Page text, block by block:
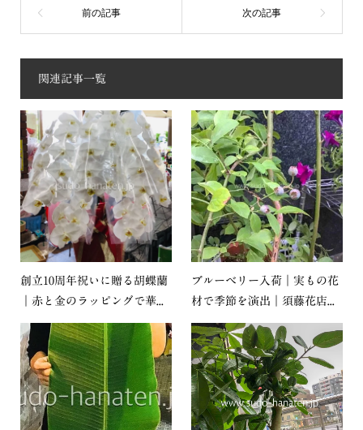
関連記事一覧
創立10周年祝いに贈る胡蝶蘭
｜赤と金のラッピングで華...
ブルーベリー入荷｜実もの花
材で季節を演出｜須藤花店...